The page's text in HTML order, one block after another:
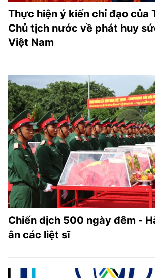
Thực hiện ý kiến chỉ đạo của
Chủ tịch nước về phát huy
Việt Nam
Chiến dịch 500 ngày đêm -
ân các liệt sĩ